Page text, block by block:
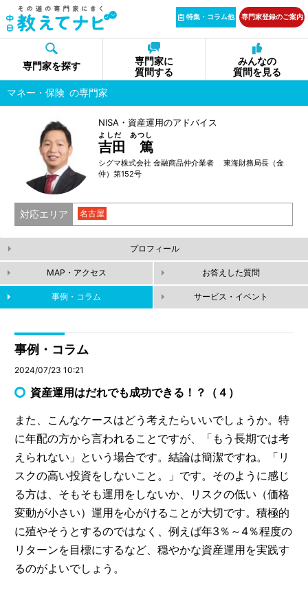
特集・コラム他 専門家登録のご案内
専門家を探す
専門家に
質問する
みんなの
質問を見る
マネー・保険 の専門家
NISA・資産運用のアドバイス
吉田 篤
よしだ あつし
シグマ株式会社 金融商品仲介業者 東海財務局長（金
仲）第152号
対応エリア 名古屋
プロフィール
MAP・アクセス お答えした質問
事例・コラム サービス・イベント
事例・コラム
2024/07/23 10:21
資産運用はだれでも成功できる！？（４）
また、こんなケースはどう考えたらいいでしょうか。特
に年配の方から言われることですが、「もう長期では考
えられない」という場合です。結論は簡潔ですね。「リ
スクの高い投資をしないこと。」です。そのように感じ
る方は、そもそも運用をしないか、リスクの低い（価格
変動が小さい）運用を心がけることが大切です。積極的
に殖やそうとするのではなく、例えば年3％～4％程度の
リターンを目標にするなど、穏やかな資産運用を実践す
るのがよいでしょう。